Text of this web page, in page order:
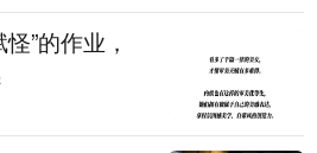
”的作业，